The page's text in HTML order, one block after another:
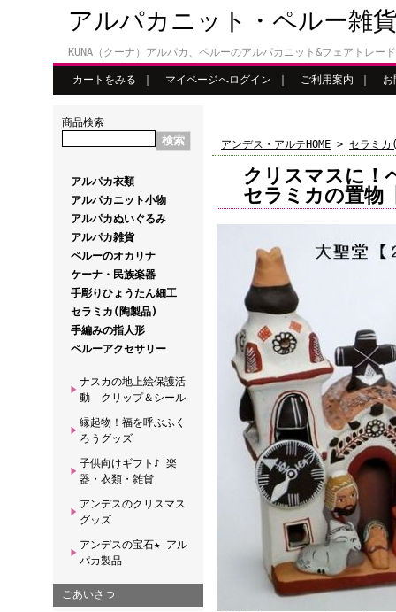
アルパカニット・ペルー雑
KUNA（クーナ）アルパカ、ペルーのアルパカニット&フェアトレー
カートをみる マイページへログイン ご利用案内 お
商品検索
アルパカ衣類
アルパカニット小物
アルパカぬいぐるみ
アルパカ雑貨
ペルーのオカリナ
ケーナ・民族楽器
手彫りひょうたん細工
セラミカ(陶製品)
手編みの指人形
ペルーアクセサリー
ナスカの地上絵保護活
動 クリップ＆シール
縁起物！福を呼ぶふく
ろうグッズ
子供向けギフト♪ 楽
器・衣類・雑貨
アンデスのクリスマス
グッズ
アンデスの宝石★ アル
パカ製品
ごあいさつ
アンデス・アルテHOME > セラミ
クリスマスに！
セラミカの置物